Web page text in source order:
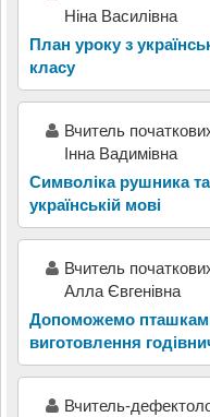
Ніна Василівна
План уроку з
класу
Вчитель
Інна Вадимівна
Символіка рушника
українській мові
Вчитель
Алла Євгенівна
Допоможемо
виготовлення
Вчитель-